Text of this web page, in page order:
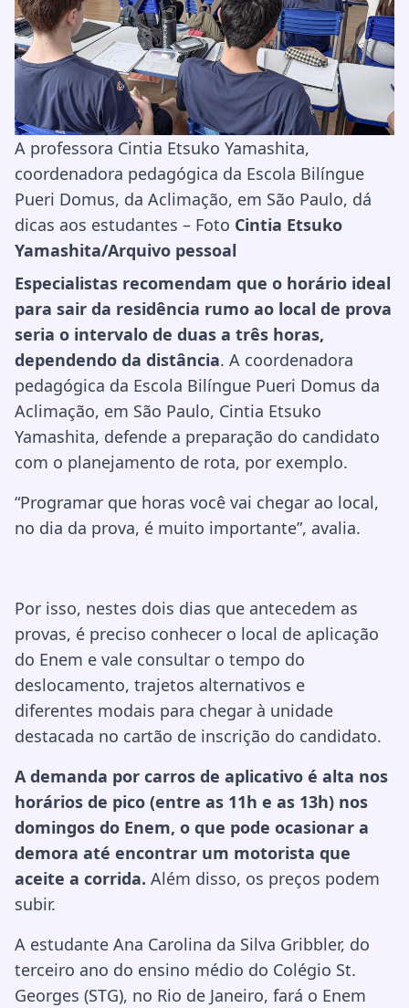
A professora Cintia Etsuko Yamashita,
coordenadora pedagógica da Escola Bilíngue
Pueri Domus, da Aclimação, em São Paulo, dá
dicas aos estudantes – Foto Cintia Etsuko
Yamashita/Arquivo pessoal
Especialistas recomendam que o horário ideal
para sair da residência rumo ao local de prova
seria o intervalo de duas a três horas,
dependendo da distância. A coordenadora
pedagógica da Escola Bilíngue Pueri Domus da
Aclimação, em São Paulo, Cintia Etsuko
Yamashita, defende a preparação do candidato
com o planejamento de rota, por exemplo.
“Programar que horas você vai chegar ao local,
no dia da prova, é muito importante”, avalia.
Por isso, nestes dois dias que antecedem as
provas, é preciso conhecer o local de aplicação
do Enem e vale consultar o tempo do
deslocamento, trajetos alternativos e
diferentes modais para chegar à unidade
destacada no cartão de inscrição do candidato.
A demanda por carros de aplicativo é alta nos
horários de pico (entre as 11h e as 13h) nos
domingos do Enem, o que pode ocasionar a
demora até encontrar um motorista que
aceite a corrida. Além disso, os preços podem
subir.
A estudante Ana Carolina da Silva Gribbler, do
terceiro ano do ensino médio do Colégio St.
Georges (STG), no Rio de Janeiro, fará o Enem